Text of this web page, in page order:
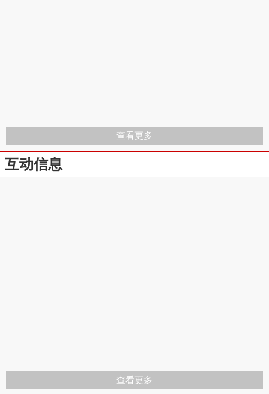
查看更多
互动信息
查看更多